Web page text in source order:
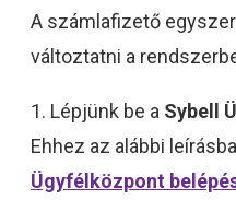
A számlafizető
változtatni a
1. Lépjünk be a Sybell
Ehhez az alábbi
Ügyfélközpont